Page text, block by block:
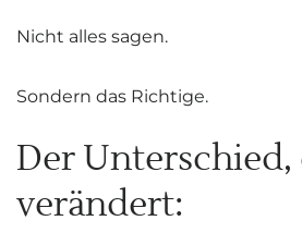
Nicht alles sagen.
Sondern das Richtige.
Der Unterschied,
verändert: